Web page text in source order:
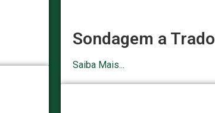
Sondagem a Trado
Saiba Mais...